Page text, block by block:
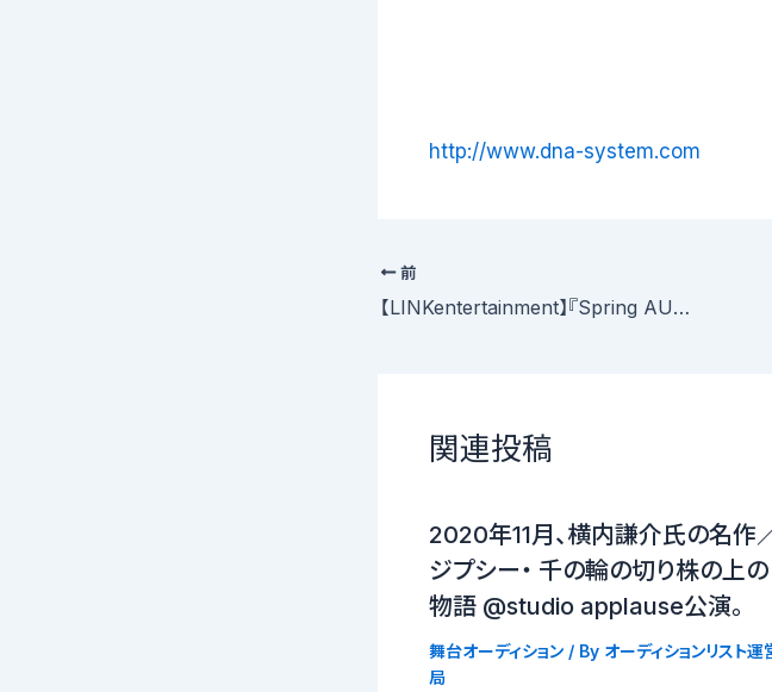
http://www.dna-system.com
前
【LINKentertainment】『Spring AUDITION 2023』開催中。歌手、俳優、声優を大募集！
関連投稿
2020年11月、横内謙介氏の名作
ジプシー・ 千の輪の切り株の上の
物語 @studio applause公演。
舞台オーディション/ By オーディションリスト運
局